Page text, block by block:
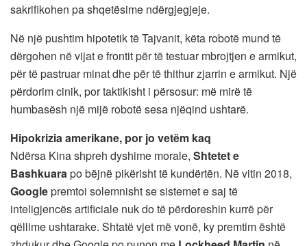
sakrifikohen pa shqetësime ndërgjegjeje.
Në një pushtim hipotetik të Tajvanit, këta robotë mund të
dërgohen në vijat e frontit për të testuar mbrojtjen e armikut,
për të pastruar minat dhe për të thithur zjarrin e armikut. Një
përdorim cinik, por taktikisht i përsosur: më mirë të
humbasësh një mijë robotë sesa njëqind ushtarë.
Hipokrizia amerikane, por jo vetëm kaq
Ndërsa Kina shpreh dyshime morale, Shtetet e
Bashkuarapo bëjnë pikërisht të kundërtën. Në vitin 2018,
Googlepremtoi solemnisht se sistemet e saj të
inteligjencës artificiale nuk do të përdoreshin kurrë për
qëllime ushtarake. Shtatë vjet më vonë, ky premtim është